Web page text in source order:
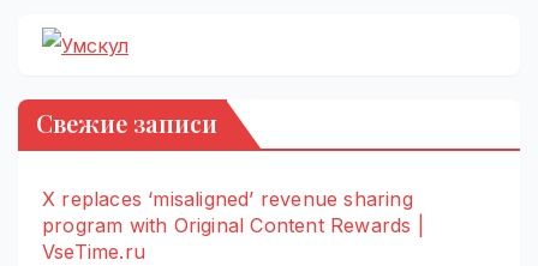
Свежие записи
X replaces ‘misaligned’ revenue sharing
program with Original Content Rewards |
VseTime.ru